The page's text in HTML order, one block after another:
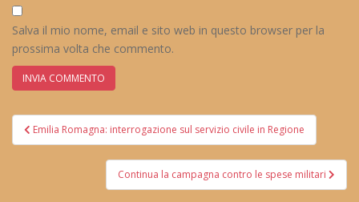
Salva il mio nome, email e sito web in questo browser per la
prossima volta che commento.
Navigazione
articoli
Emilia Romagna: interrogazione sul servizio civile in Regione
Continua la campagna contro le spese militari